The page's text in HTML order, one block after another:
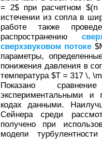
= 2$ при расчетном
истечении из сопла в
работе также
распространению
сверхзвуковом потоке
параметры,
понижения давления в
температура $T = 317 \,
Показано
экспериментальными и
кодах данными.
Сейнера среди
получено при
модели